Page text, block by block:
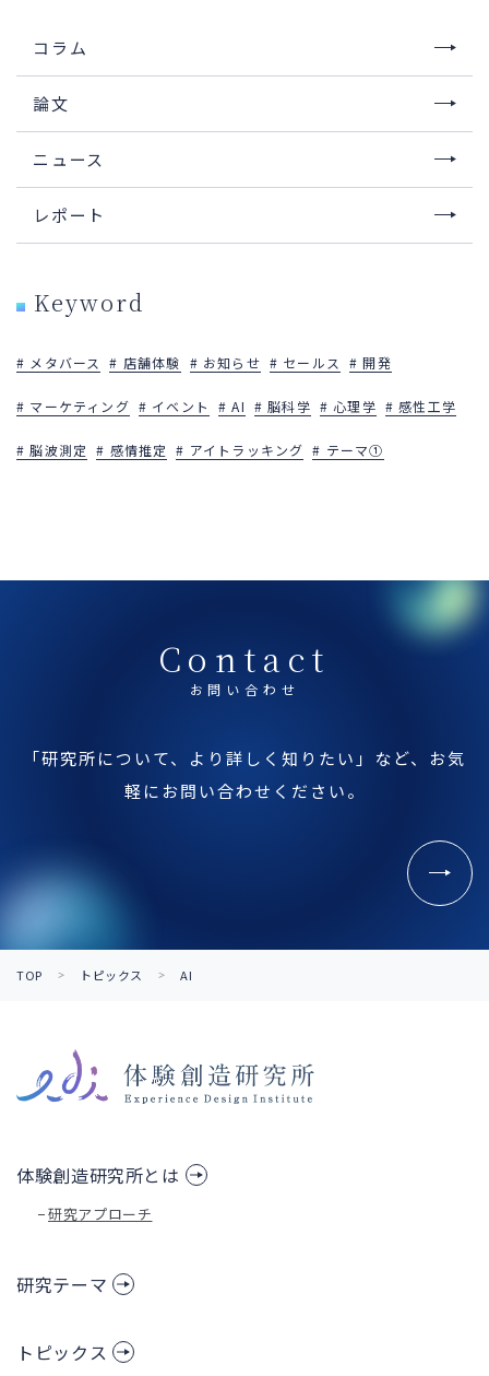
コラム
論文
ニュース
レポート
Keyword
メタバース 店舗体験 お知らせ セールス 開発
マーケティング イベント AI 脳科学 心理学 感性工学
脳波測定 感情推定 アイトラッキング テーマ①
Contact
お問い合わせ
「研究所について、より詳しく知りたい」など、 お気
軽にお問い合わせください。
TOP トピックス AI
体験創造研究所とは
研究アプローチ
研究テーマ
トピックス